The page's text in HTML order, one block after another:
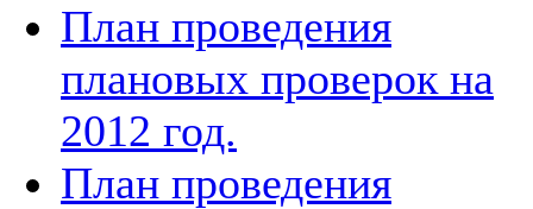
План проведения
плановых проверок на
2012 год.
План проведения